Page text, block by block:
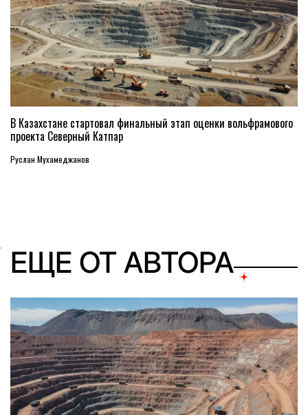
В Казахстане стартовал финальный этап оценки вольфрамового
проекта Северный Катпар
Руслан Мухамеджанов
ЕЩЕ ОТ АВТОРА